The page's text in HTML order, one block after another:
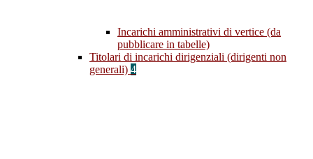
Incarichi amministrativi di vertice (da
pubblicare in tabelle)
Titolari di incarichi dirigenziali (dirigenti non
generali) 4